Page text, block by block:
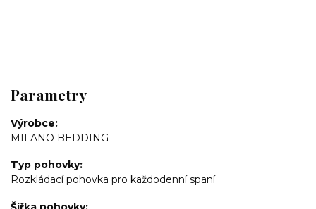
Parametry
Výrobce
MILANO BEDDING
Typ pohovky
Rozkládací pohovka pro každodenní spaní